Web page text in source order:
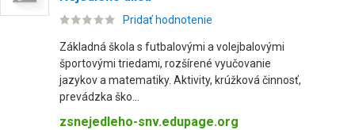
Pridať hodnotenie
Základná škola s futbalovými a volejbalovými
športovými triedami, rozšírené vyučovanie
jazykov a matematiky. Aktivity, krúžková činnosť,
prevádzka ško...
zsnejedleho-snv.edupage.org